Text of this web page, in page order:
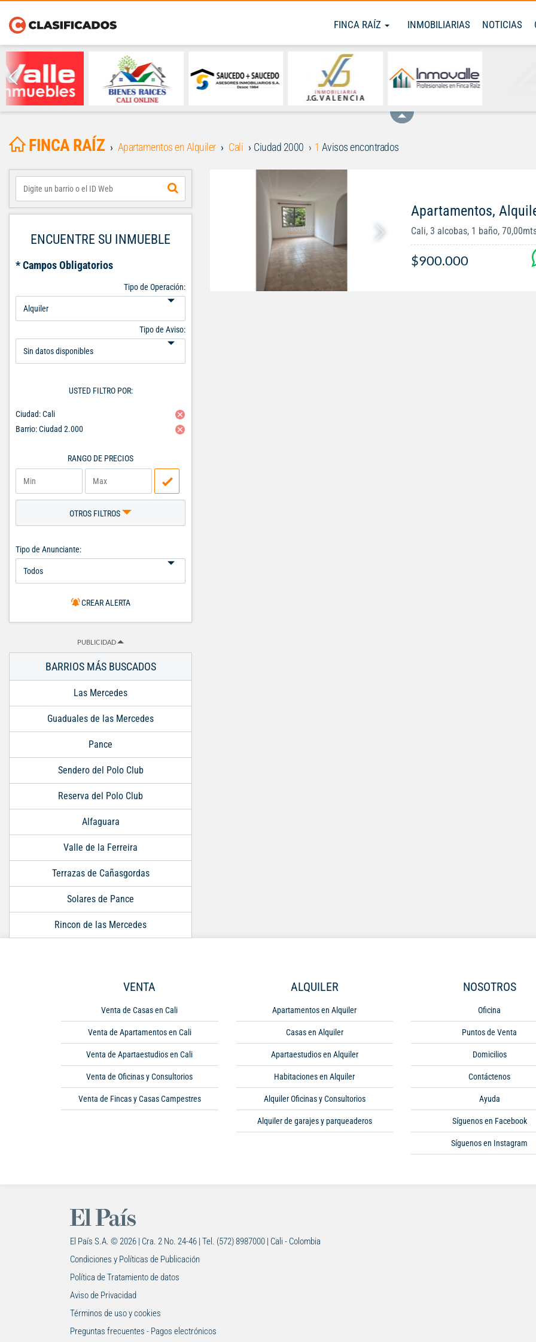
FINCA RAÍZ INMOBILIARIAS NOTICIAS
FINCA RAÍZ Apartamentos en Alquiler Cali Ciudad 2000 1 Avisos encontrados
Apartamentos,
Cali, 3 alcobas, 1 baño,
$900.000
ENCUENTRE SU INMUEBLE
* Campos Obligatorios
Tipo de Operación:
Tipo de Aviso:
USTED FILTRO POR:
Ciudad: Cali
Barrio: Ciudad 2.000
RANGO DE PRECIOS
OTROS FILTROS
Tipo de Anunciante:
CREAR ALERTA
PUBLICIDAD
BARRIOS MÁS BUSCADOS
Las Mercedes
Guaduales de las Mercedes
Pance
Sendero del Polo Club
Reserva del Polo Club
Alfaguara
Valle de la Ferreira
Terrazas de Cañasgordas
Solares de Pance
Rincon de las Mercedes
VENTA
Venta de Casas en Cali
Venta de Apartamentos en Cali
Venta de Apartaestudios en Cali
Venta de Oficinas y Consultorios
Venta de Fincas y Casas Campestres
ALQUILER
Apartamentos en Alquiler
Casas en Alquiler
Apartaestudios en Alquiler
Habitaciones en Alquiler
Alquiler Oficinas y Consultorios
Alquiler de garajes y parqueaderos
NOSOTROS
Oficina
Puntos de Venta
Domicilios
Contáctenos
Ayuda
Síguenos en Facebook
Síguenos en Instagram
El País S.A. © 2026 | Cra. 2 No. 24-46 | Tel. (572) 8987000 | Cali - Colombia
Condiciones y Políticas de Publicación
Política de Tratamiento de datos
Aviso de Privacidad
Términos de uso y cookies
Preguntas frecuentes - Pagos electrónicos